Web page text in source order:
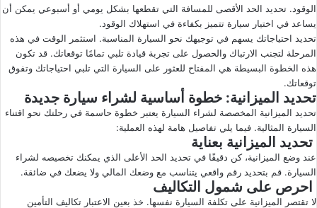
الوقود. تحديد الحد الأقصى للمسافة التي تقطعها بشكل يومي أو أسبوعي يمكن أن
يساعد في اختيار سيارة تتميز بكفاءة في استهلاك الوقود.
تحديد احتياجاتك يسهم في توجيهك نحو السيارة المناسبة. استثمر الوقت في هذه
المرحلة لتجنب الارتباك والحصول على تجربة قيادة تلبي تمامًا توقعاتك. قد تكون
هذه الخطوة البسيطة هي المفتاح للعثور على السيارة التي تلبي احتياجاتك وتفوق
توقعاتك.
تحديد الميزانية: خطوة أساسية لشراء سيارة جديدة
تحديد الميزانية المخصصة لشراء السيارة يعتبر خطوة حاسمة في رحلتك نحو اقتناء
السيارة المثالية. فيما يلي تفاصيل هامة لهذه العملية:
تحديد الميزانية بعناية
عند وضع الميزانية، كن دقيقًا في تحديد الحد الأعلى الذي يمكنك تخصيصه لشراء
السيارة. قم بتحديد رقم واقعي يتناسب مع وضعك المالي ولا يضعك في ضائقة.
احرص على شمول التكاليف
لا تقتصر الميزانية على تكلفة السيارة نفسها. خذ بعين الاعتبار تكاليف التأمين